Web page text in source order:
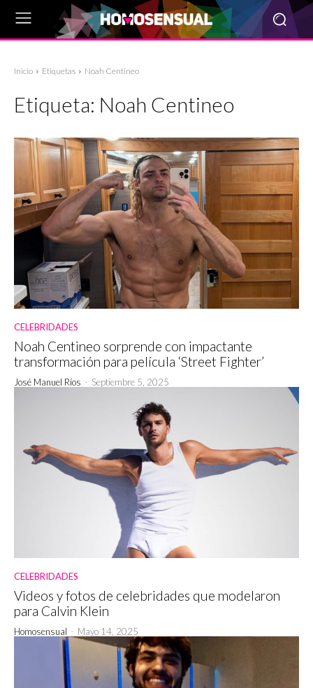
Inicio Etiquetas Noah Centineo
Etiqueta: Noah Centineo
CELEBRIDADES
Noah Centineo sorprende con impactante
transformación para película ‘Street Fighter’
José Manuel Ríos - Septiembre 5, 2025
CELEBRIDADES
Videos y fotos de celebridades que modelaron
para Calvin Klein
Homosensual - Mayo 14, 2025